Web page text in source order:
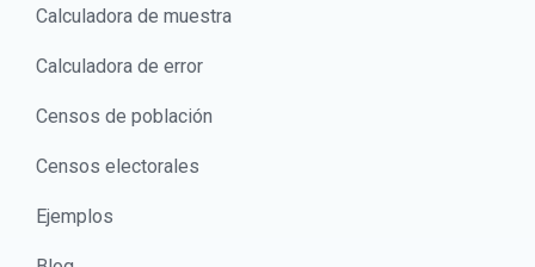
Calculadora de muestra
Calculadora de error
Censos de población
Censos electorales
Ejemplos